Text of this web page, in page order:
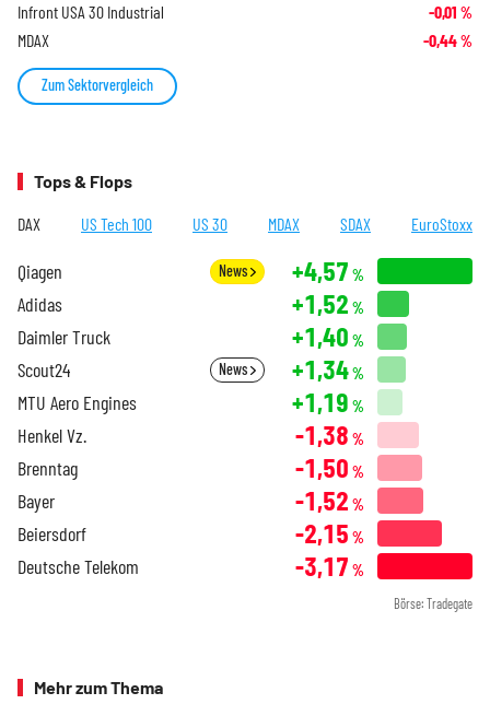
Infront USA 30 Industrial -0,01 %
MDAX -0,44%
Zum Sektorvergleich
Tops & Flops
DAX US Tech 100 US 30 MDAX SDAX EuroStoxx
Qiagen News +4,57 %
Adidas +1,52 %
Daimler Truck +1,40 %
Scout24 News +1,34%
MTU Aero Engines +1,19 %
Henkel Vz. -1,38 %
Brenntag -1,50 %
Bayer -1,52 %
Beiersdorf -2,15 %
Deutsche Telekom -3,17 %
Börse: Tradegate
Mehr zum Thema